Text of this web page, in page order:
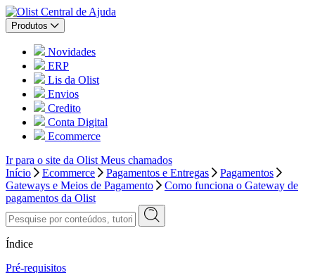
Central de Ajuda
Produtos
Novidades
ERP
Lis da Olist
Envios
Credito
Conta Digital
Ecommerce
Ir para o site da Olist Meus chamados
Início
Ecommerce Pagamentos e Entregas
Pagamentos
Gateways e Meios de Pagamento
Como funciona o Gateway de
pagamentos da Olist
Índice
Pré-requisitos